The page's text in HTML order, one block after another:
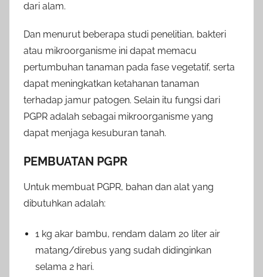
dari alam.
Dan menurut beberapa studi penelitian, bakteri
atau mikroorganisme ini dapat memacu
pertumbuhan tanaman pada fase vegetatif, serta
dapat meningkatkan ketahanan tanaman
terhadap jamur patogen. Selain itu fungsi dari
PGPR adalah sebagai mikroorganisme yang
dapat menjaga kesuburan tanah.
PEMBUATAN PGPR
Untuk membuat PGPR, bahan dan alat yang
dibutuhkan adalah:
1 kg akar bambu, rendam dalam 20 liter air
matang/direbus yang sudah didinginkan
selama 2 hari.